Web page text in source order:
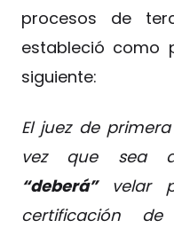
procesos de
estableció como
siguiente:
El juez de
vez que sea
“deberá” velar
certificación